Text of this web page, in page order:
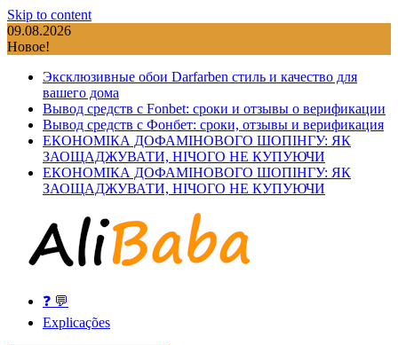
Skip to content
09.08.2026
Новое!
Эксклюзивные обои Darfarben стиль и качество для
вашего дома
Вывод средств с Fonbet: сроки и отзывы о верификации
Вывод средств с Фонбет: сроки, отзывы и верификация
ЕКОНОМІКА ДОФАМІНОВОГО ШОПІНГУ: ЯК
ЗАОЩАДЖУВАТИ, НІЧОГО НЕ КУПУЮЧИ
ЕКОНОМІКА ДОФАМІНОВОГО ШОПІНГУ: ЯК
ЗАОЩАДЖУВАТИ, НІЧОГО НЕ КУПУЮЧИ
❓ 💬
Explicações